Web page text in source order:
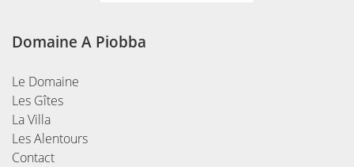
Réservation
Domaine A Piobba
Le Domaine
Les Gîtes
La Villa
Les Alentours
Contact